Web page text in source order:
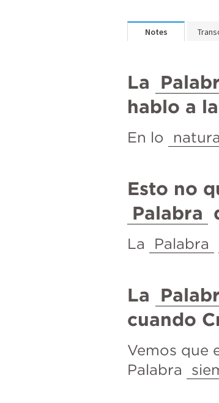
Notes
La
hablo a la
En lo
Palabra
La Palabra
La
cuando
Vemos que
Palabra